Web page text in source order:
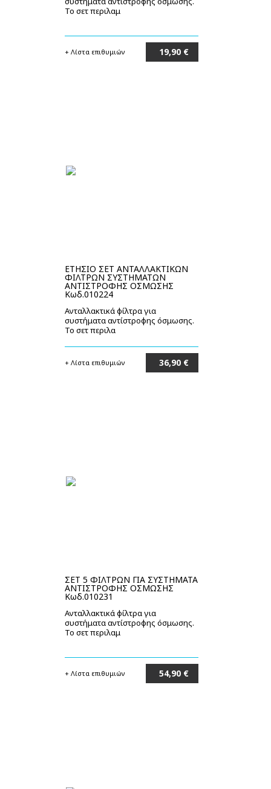
Το σετ περιλαμ
+ Λίστα επιθυμιών 19,90 €
ΕΤΗΣΙΟ ΣΕΤ ΑΝΤΑΛΛΑΚΤΙΚΩΝ
ΦΙΛΤΡΩΝ ΣΥΣΤΗΜΑΤΩΝ
ΑΝΤΙΣΤΡΟΦΗΣ ΟΣΜΩΣΗΣ
Κωδ.010224
Ανταλλακτικά φίλτρα για
συστήματα αντίστροφης όσμωσης.
Το σετ περιλα
+ Λίστα επιθυμιών 36,90 €
ΣΕΤ 5 ΦΙΛΤΡΩΝ ΓΙΑ ΣΥΣΤΗΜΑΤΑ
ΑΝΤΙΣΤΡΟΦΗΣ ΟΣΜΩΣΗΣ
Κωδ.010231
Ανταλλακτικά φίλτρα για
συστήματα αντίστροφης όσμωσης.
Το σετ περιλαμ
+ Λίστα επιθυμιών 54,90 €